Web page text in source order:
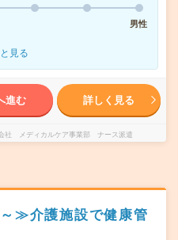
男性
見る
進む 詳しく見る
社 メディカルケア事業部 ナース派遣
≫介護施設で健康管